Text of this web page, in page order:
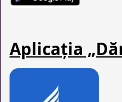
Aplicația